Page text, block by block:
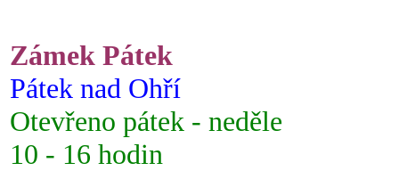
Zámek Pátek
Pátek nad Ohří
Otevřeno pátek - neděle
10 - 16 hodin